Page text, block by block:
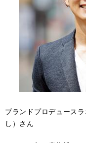
ブランドプロデュース
し）さん